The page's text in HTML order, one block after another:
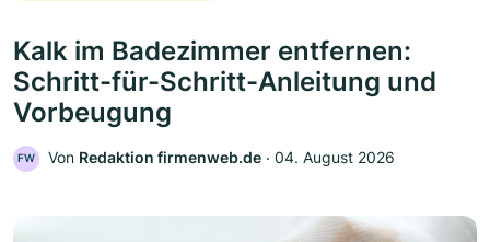
Kalk im Badezimmer entfernen:
Schritt-für-Schritt-Anleitung und
Vorbeugung
FW Von Redaktion firmenweb.de ‧ 04. August 2026